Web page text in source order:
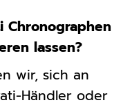
Chronographen
lassen?
wir, sich an
Händler oder